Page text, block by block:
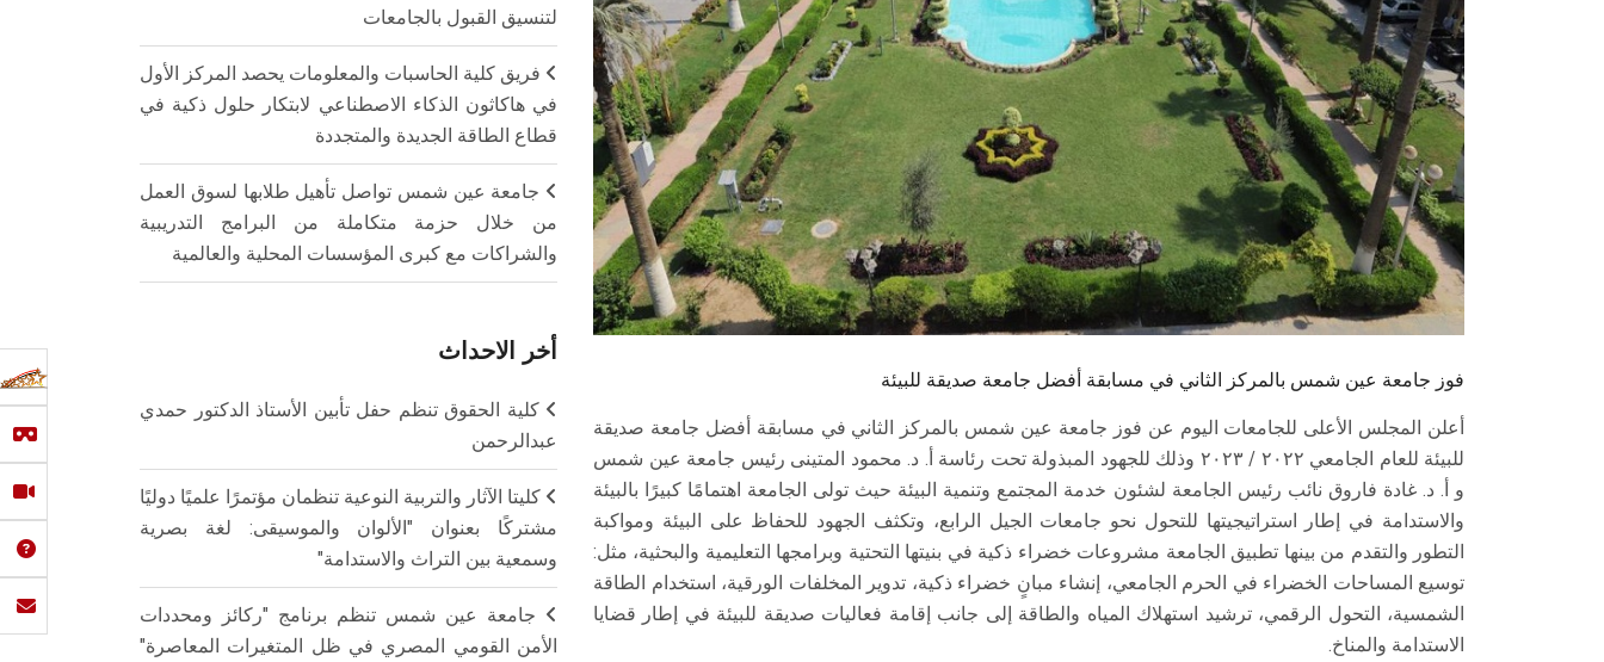
فوز جامعة عين شمس بالمركز الثاني في مسابقة أفضل جامعة صديقة للبيئة
أعلن المجلس الأعلى للجامعات اليوم عن فوز جامعة عين شمس بالمركز الثاني في مسابقة أفضل جامعة صديقة
للبيئة للعام الجامعي ٢٠٢٢ / ٢٠٢٣ وذلك للجهود المبذولة تحت رئاسة أ. د. محمود المتينى رئيس جامعة عين شمس
و أ. د. غادة فاروق نائب رئيس الجامعة لشئون خدمة المجتمع وتنمية البيئة حيث تولى الجامعة اهتمامًا كبيرًا بالبيئة
والاستدامة في إطار استراتيجيتها للتحول نحو جامعات الجيل الرابع، وتكثف الجهود للحفاظ على البيئة ومواكبة
التطور والتقدم من بينها تطبيق الجامعة مشروعات خضراء ذكية في بنيتها التحتية وبرامجها التعليمية والبحثية، مثل:
توسيع المساحات الخضراء في الحرم الجامعي، إنشاء مبانٍ خضراء ذكية، تدوير المخلفات الورقية، استخدام الطاقة
الشمسية، التحول الرقمي، ترشيد استهلاك المياه والطاقة إلى جانب إقامة فعاليات صديقة للبيئة في إطار قضايا
الاستدامة والمناخ.
لتنسيق القبول بالجامعات
فريق كلية الحاسبات والمعلومات يحصد المركز الأول
في هاكاثون الذكاء الاصطناعي لابتكار حلول ذكية في
قطاع الطاقة الجديدة والمتجددة
جامعة عين شمس تواصل تأهيل طلابها لسوق العمل
من خلال حزمة متكاملة من البرامج التدريبية
والشراكات مع كبرى المؤسسات المحلية والعالمية
أخر الاحداث
كلية الحقوق تنظم حفل تأبين الأستاذ الدكتور حمدي
عبدالرحمن
كليتا الآثار والتربية النوعية تنظمان مؤتمرًا علميًا دوليًا
مشتركًا بعنوان "الألوان والموسيقى: لغة بصرية
وسمعية بين التراث والاستدامة"
جامعة عين شمس تنظم برنامج "ركائز ومحددات
الأمن القومي المصري في ظل المتغيرات المعاصرة"